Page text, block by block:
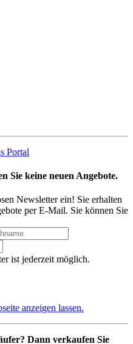
Portal
Sie keine neuen Angebote.
Newsletter ein! Sie erhalten
per E-Mail. Sie können Sie
ist jederzeit möglich.
anzeigen lassen.
Dann verkaufen Sie